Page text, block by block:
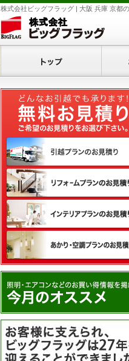
株式会社ビッグフラッグ | 大阪 兵庫 京都